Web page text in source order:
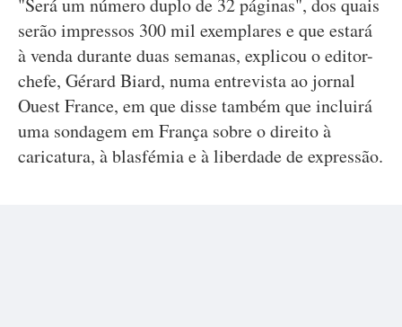
"Será um número duplo de 32 páginas", dos quais
serão impressos 300 mil exemplares e que estará
à venda durante duas semanas, explicou o editor-
chefe, Gérard Biard, numa entrevista ao jornal
Ouest France, em que disse também que incluirá
uma sondagem em França sobre o direito à
caricatura, à blasfémia e à liberdade de expressão.